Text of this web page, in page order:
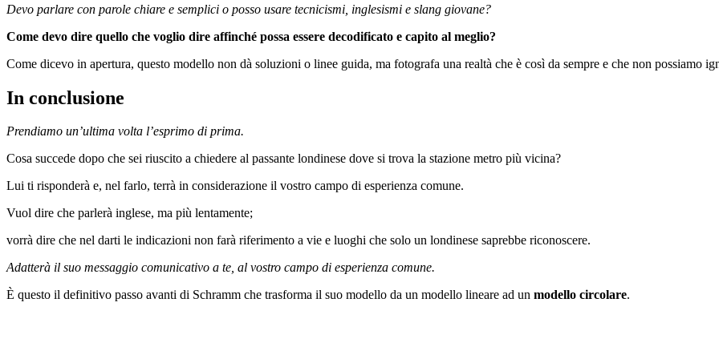
Devo parlare con parole chiare e semplici o posso usare tecnicismi, inglesismi e slang giovane?
Come devo dire quello che voglio dire affinché possa essere decodificato e capito al meglio?
Come dicevo in apertura, questo modello non dà soluzioni o linee guida, ma fotografa una realtà che è così da sempre e che non possiamo
In conclusione
Prendiamo un’ultima volta l’esprimo di prima.
Cosa succede dopo che sei riuscito a chiedere al passante londinese dove si trova la stazione metro più vicina?
Lui ti risponderà e, nel farlo, terrà in considerazione il vostro campo di esperienza comune.
Vuol dire che parlerà inglese, ma più lentamente;
vorrà dire che nel darti le indicazioni non farà riferimento a vie e luoghi che solo un londinese saprebbe riconoscere.
Adatterà il suo messaggio comunicativo a te, al vostro campo di esperienza comune.
È questo il definitivo passo avanti di Schramm che trasforma il suo modello da un modello lineare ad un modello circolare.